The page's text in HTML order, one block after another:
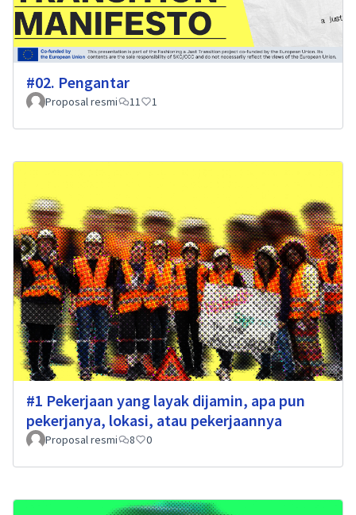
#02. Pengantar
Proposal resmi 11 1
#1 Pekerjaan yang layak dijamin, apa pun
pekerjanya, lokasi, atau pekerjaannya
Proposal resmi 8 0